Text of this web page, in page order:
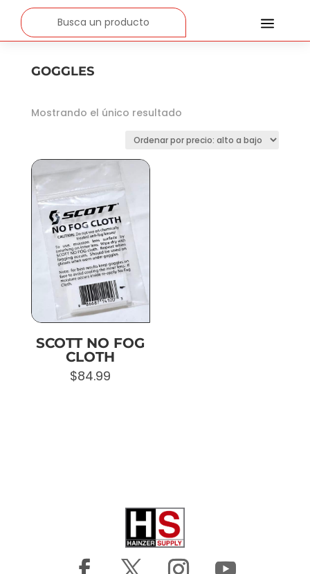
a
GOGGLES
Mostrando el único resultado
SCOTT NO FOG
CLOTH
$84.99